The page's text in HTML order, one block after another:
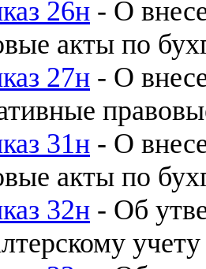
26н - О
акты по
27н - О
31н - О
акты по
32н - Об